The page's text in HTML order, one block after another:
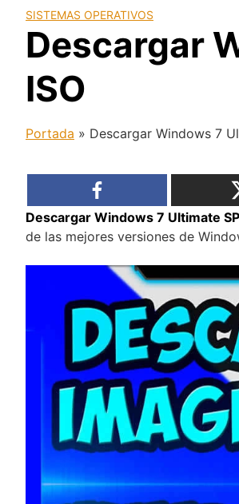
SISTEMAS OPERATIVOS
Descargar
ISO
Portada » Descargar Windows 7
Descargar Windows 7 Ultimate
de las mejores versiones de